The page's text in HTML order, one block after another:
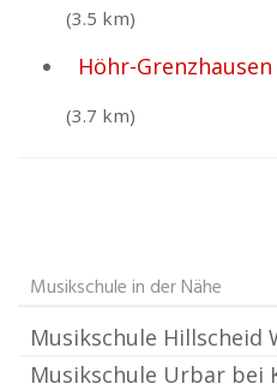
(3.5 km)
Höhr-Grenzhausen
(3.7 km)
Musikschule in der Nähe
Musikschule Hillscheid
Musikschule Urbar bei